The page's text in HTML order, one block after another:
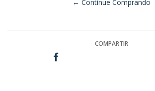
← Continue Comprando
COMPARTIR